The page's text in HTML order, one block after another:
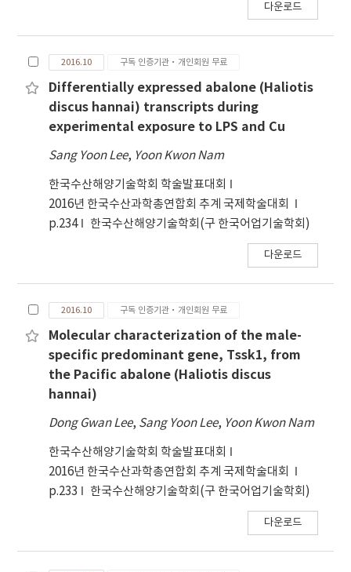
다운로드
2016.10 구독 인증기관·개인회원 무료
Differentially expressed abalone (Haliotis
discus hannai) transcripts during
experimental exposure to LPS and Cu
Sang Yoon Lee, Yoon Kwon Nam
한국수산해양기술학회 학술발표대회
2016년 한국수산과학총연합회 추계 국제학술대회
p.234
한국수산해양기술학회(구 한국어업기술학회)
다운로드
2016.10 구독 인증기관·개인회원 무료
Molecular characterization of the male-
specific predominant gene, Tssk1, from
the Pacific abalone (Haliotis discus
hannai)
Dong Gwan Lee, Sang Yoon Lee, Yoon Kwon Nam
한국수산해양기술학회 학술발표대회
2016년 한국수산과학총연합회 추계 국제학술대회
p.233
한국수산해양기술학회(구 한국어업기술학회)
다운로드